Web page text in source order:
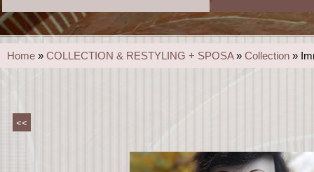
Home » COLLECTION & RESTYLING + SPOSA» Collection »
<<